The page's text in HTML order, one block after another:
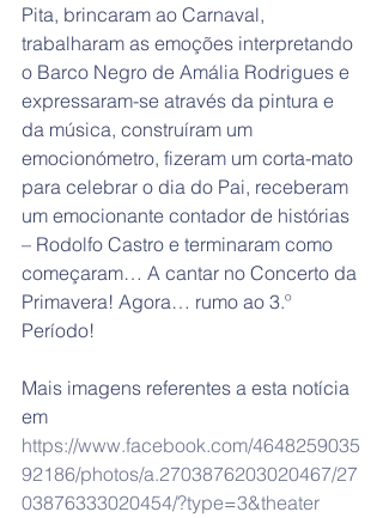
Pita, brincaram ao Carnaval,
trabalharam as emoções interpretando
o Barco Negro de Amália Rodrigues e
expressaram-se através da pintura e
da música, construíram um
emocionómetro, fizeram um corta-mato
para celebrar o dia do Pai, receberam
um emocionante contador de histórias
– Rodolfo Castro e terminaram como
começaram… A cantar no Concerto da
Primavera! Agora… rumo ao 3.º
Período!
Mais imagens referentes a esta notícia
em
https://www.facebook.com/4648259035
92186/photos/a.2703876203020467/27
03876333020454/?type=3&theater